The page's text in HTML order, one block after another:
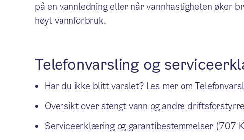
på en vannledning eller når vannhastigheten øker
høyt vannforbruk.
Telefonvarsling og
Har du ikke blitt varslet? Les mer om
Oversikt over stengt vann og andre
Serviceerklæring og garantibestemmelser (707